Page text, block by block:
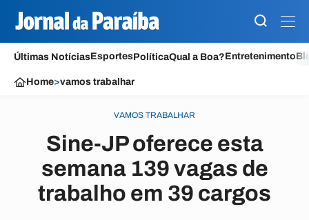
Últimas NotíciasEsportesPolíticaQual a Boa?Entretenimento
Home>vamos trabalhar
VAMOS TRABALHAR
Sine-JP oferece esta
semana 139 vagas de
trabalho em 39 cargos